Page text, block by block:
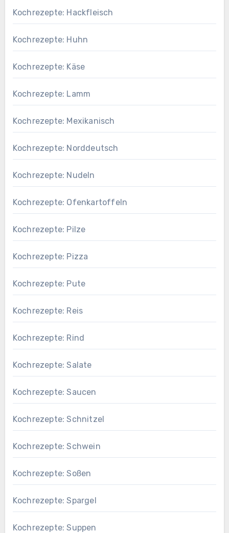
Kochrezepte: Hackfleisch
Kochrezepte: Huhn
Kochrezepte: Käse
Kochrezepte: Lamm
Kochrezepte: Mexikanisch
Kochrezepte: Norddeutsch
Kochrezepte: Nudeln
Kochrezepte: Ofenkartoffeln
Kochrezepte: Pilze
Kochrezepte: Pizza
Kochrezepte: Pute
Kochrezepte: Reis
Kochrezepte: Rind
Kochrezepte: Salate
Kochrezepte: Saucen
Kochrezepte: Schnitzel
Kochrezepte: Schwein
Kochrezepte: Soßen
Kochrezepte: Spargel
Kochrezepte: Suppen